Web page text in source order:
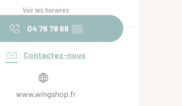
Voir les horaires
04 76 78 68 ▒▒
Contactez-nous
www.wingshop.fr